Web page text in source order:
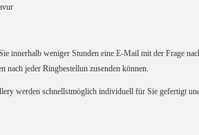
innerhalb weniger Stunden eine E-Mail mit der Frage
nach jeder Ringbestellun zusenden können.
werden schnellstmöglich individuell für Sie gefertigt